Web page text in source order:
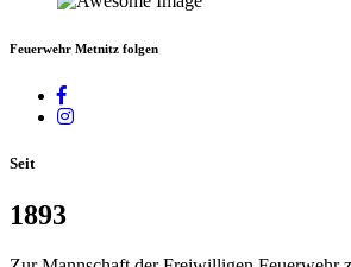
Feuerwehr Metnitz folgen
Seit
1893